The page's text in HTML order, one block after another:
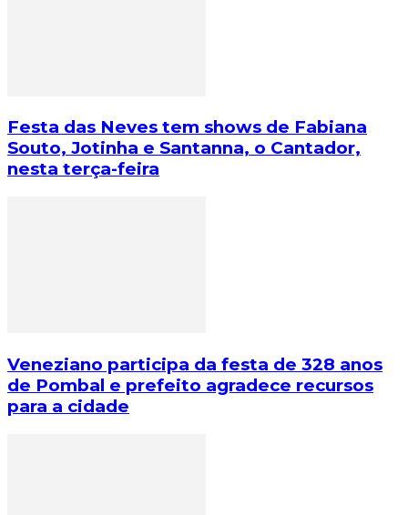
Festa das Neves tem shows de Fabiana
Souto, Jotinha e Santanna, o Cantador,
nesta terça-feira
Veneziano participa da festa de 328 anos
de Pombal e prefeito agradece recursos
para a cidade